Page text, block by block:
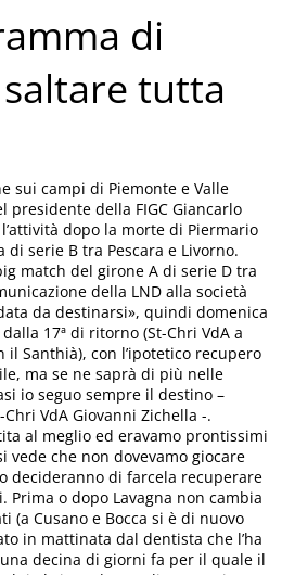
di
tutta
sui campi di Piemonte e Valle
presidente della FIGC Giancarlo
dopo la morte di Piermario
serie B tra Pescara e Livorno.
match del girone A di serie D tra
della LND alla società
da destinarsi», quindi domenica
17ª di ritorno (St-Chri VdA a
il Santhià), con l’ipotetico recupero
ma se ne saprà di più nelle
io seguo sempre il destino –
VdA Giovanni Zichella -.
al meglio ed eravamo prontissimi
vede che non dovevamo giocare
decideranno di farcela recuperare
o dopo Lavagna non cambia
Cusano e Bocca si è di nuovo
in mattinata dal dentista che l’ha
decina di giorni fa per il quale il